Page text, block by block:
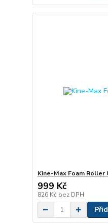
Kine-Max Foam Roller
999 Kč
826 Kč bez DPH